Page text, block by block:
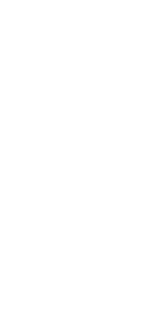
行
業銀行